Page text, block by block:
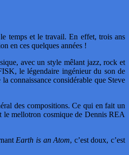
temps et le travail. En effet, trois ans
en ces quelques années !
avec un style mêlant jazz, rock et
le légendaire ingénieur du son de
connaissance considérable que Steve
des compositions. Ce qui en fait un
le mellotron cosmique de Dennis REA
Earth is an Atom, c’est doux, c’est